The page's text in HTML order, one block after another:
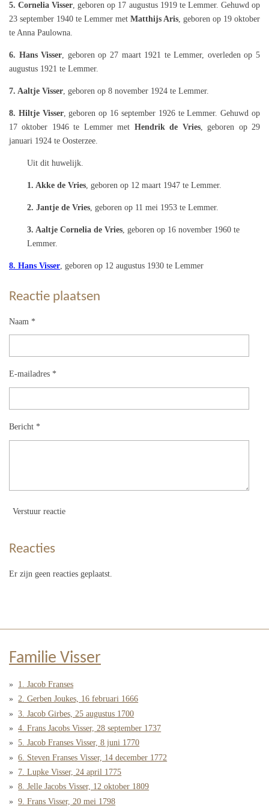
5. Cornelia Visser, geboren op 17 augustus 1919 te Lemmer. Gehuwd op
23 september 1940 te Lemmer met Matthijs Aris, geboren op 19 oktober
te Anna Paulowna.
6. Hans Visser, geboren op 27 maart 1921 te Lemmer, overleden op 5
augustus 1921 te Lemmer.
7. Aaltje Visser, geboren op 8 november 1924 te Lemmer.
8. Hiltje Visser, geboren op 16 september 1926 te Lemmer. Gehuwd op
17 oktober 1946 te Lemmer met Hendrik de Vries, geboren op 29
januari 1924 te Oosterzee.
Uit dit huwelijk.
1. Akke de Vries, geboren op 12 maart 1947 te Lemmer.
2. Jantje de Vries, geboren op 11 mei 1953 te Lemmer.
3. Aaltje Cornelia de Vries, geboren op 16 november 1960 te
Lemmer.
8. Hans Visser, geboren op 12 augustus 1930 te Lemmer
Reactie plaatsen
Naam *
E-mailadres *
Bericht *
Verstuur reactie
Reacties
Er zijn geen reacties geplaatst.
Familie Visser
1. Jacob Franses
2. Gerben Joukes, 16 februari 1666
3. Jacob Girbes, 25 augustus 1700
4. Frans Jacobs Visser, 28 september 1737
5. Jacob Franses Visser, 8 juni 1770
6. Steven Franses Visser, 14 december 1772
7. Lupke Visser, 24 april 1775
8. Jelle Jacobs Visser, 12 oktober 1809
9. Frans Visser, 20 mei 1798